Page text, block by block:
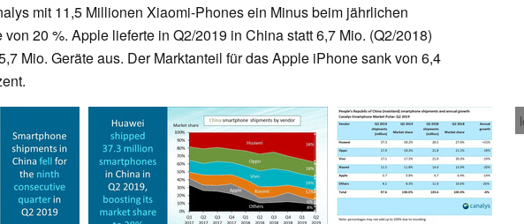
mit 11,5 Millionen Xiaomi-Phones ein Minus beim jährlichen
20 %. Apple lieferte in Q2/2019 in China statt 6,7 Mio. (Q2/2018)
Mio. Geräte aus. Der Marktanteil für das Apple iPhone sank von 6,4